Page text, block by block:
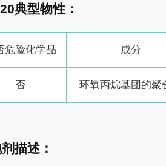
典型物性：
危险化学品 成分
否 环氧丙烷基团的聚
描述：